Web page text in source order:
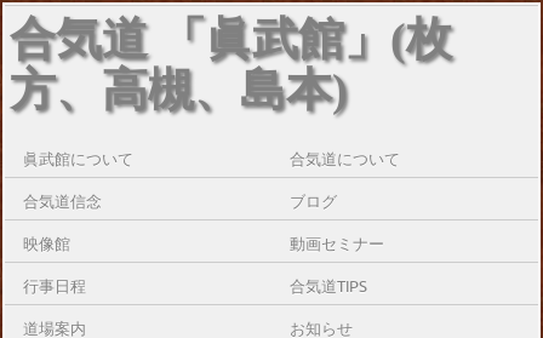
合気道 「眞武館」(枚
方、高槻、島本)
眞武館について 合気道について
合気道信念 ブログ
映像館 動画セミナー
行事日程 合気道TIPS
道場案内 お知らせ